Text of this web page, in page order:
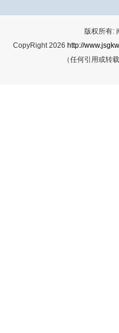
版权所有:
CopyRight 2026 http://
（任何引用或转